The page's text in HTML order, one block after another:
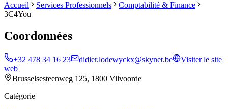
Accueil
Services Professionnels
Comptabilité & Finance
3C4You
Coordonnées
+32 478 34 16 23 didier.lodewyckx@skynet.be
Visiter le site
web
Brusselsesteenweg 125, 1800 Vilvoorde
Catégorie